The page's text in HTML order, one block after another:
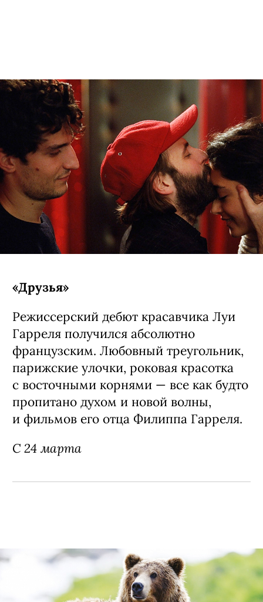
«Друзья»
Режиссерский дебют красавчика Луи
Гарреля получился абсолютно
французским. Любовный треугольник,
парижские улочки, роковая красотка
с восточными корнями — все как будто
пропитано духом и новой волны,
и фильмов его отца Филиппа Гарреля.
С 24 марта